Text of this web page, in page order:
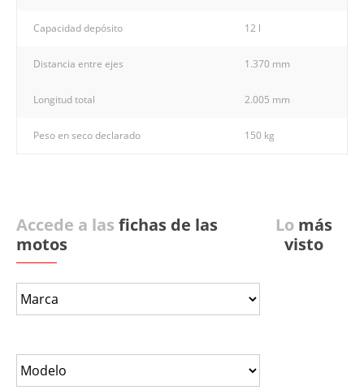
Capacidad depósito 12 l
Distancia entre ejes 1.370 mm
Longitud total 2.005 mm
Peso en seco declarado 150 kg
Accede a las fichas de las
motos
Lo más
visto